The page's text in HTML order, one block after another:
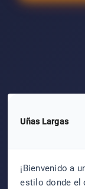
Uñas Largas
¡Bienvenido a
estilo donde el